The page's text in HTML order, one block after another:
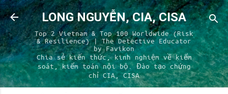
Chuyển đến nội dung chính
LONG NGUYỄN, CIA, CISA
Top 2 Vietnam & Top 100 Worldwide (Risk
& Resilience) | The Detective Educator
by Favikon
Chia sẻ kiến thức, kinh nghiệm về kiểm
soát, kiểm toán nội bộ. Đào tạo chứng
chỉ CIA, CISA